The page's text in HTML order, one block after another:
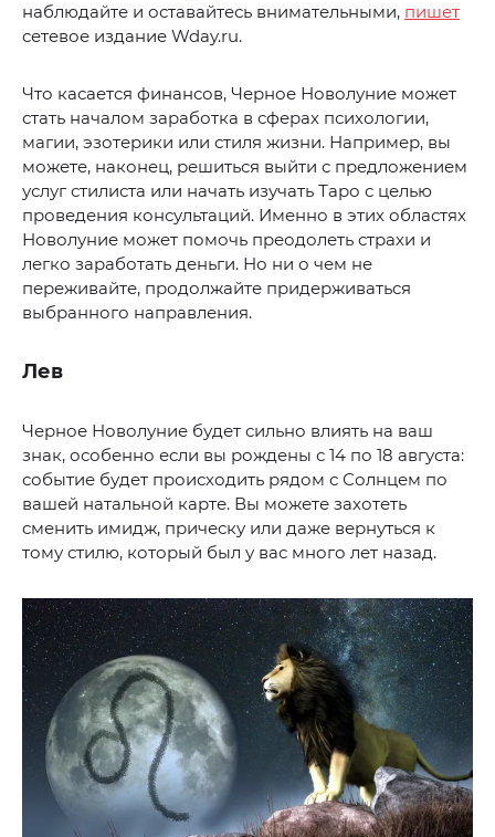
наблюдайте и оставайтесь внимательными, пишет
сетевое издание Wday.ru.
Что касается финансов, Черное Новолуние может
стать началом заработка в сферах психологии,
магии, эзотерики или стиля жизни. Например, вы
можете, наконец, решиться выйти с предложением
услуг стилиста или начать изучать Таро с целью
проведения консультаций. Именно в этих областях
Новолуние может помочь преодолеть страхи и
легко заработать деньги. Но ни о чем не
переживайте, продолжайте придерживаться
выбранного направления.
Лев
Черное Новолуние будет сильно влиять на ваш
знак, особенно если вы рождены с 14 по 18 августа:
событие будет происходить рядом с Солнцем по
вашей натальной карте. Вы можете захотеть
сменить имидж, прическу или даже вернуться к
тому стилю, который был у вас много лет назад.